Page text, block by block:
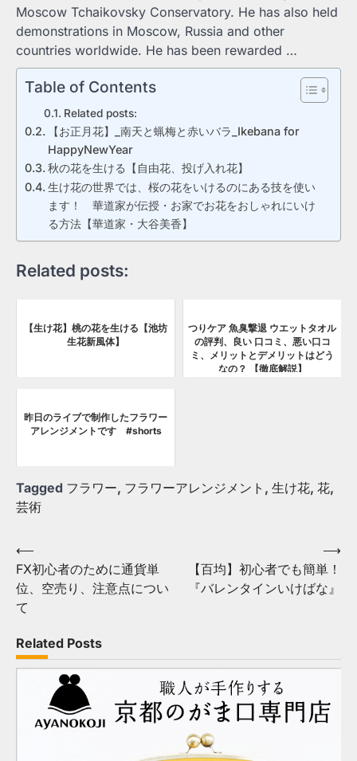
Moscow Tchaikovsky Conservatory. He has also held
demonstrations in Moscow, Russia and other
countries worldwide. He has been rewarded …
Table of Contents
Related posts:
【お正月花】_南天と蝋梅と赤いバラ_Ikebana for
HappyNewYear
秋の花を生ける【自由花、投げ入れ花】
生け花の世界では、桜の花をいけるのにある技を使い
ます！ 華道家が伝授・お家でお花をおしゃれにいけ
る方法【華道家・大谷美香】
Related posts:
【生け花】桃の花を生ける【池坊
生花新風体】
つりケア 魚臭撃退 ウエットタオル
の評判、良い 口コミ、悪い口コ
ミ、メリットとデメリットはどう
なの？ 【徹底解説】
昨日のライブで制作したフラワー
アレンジメントです #shorts
Tagged フラワー, フラワーアレンジメント , 生け花, 花,
芸術
Post
navigation
⟵
FX初心者のために通貨単
位、空売り、注意点につい
て
【百均】初心者でも簡単！
『バレンタインいけばな』
⟶
Related Posts